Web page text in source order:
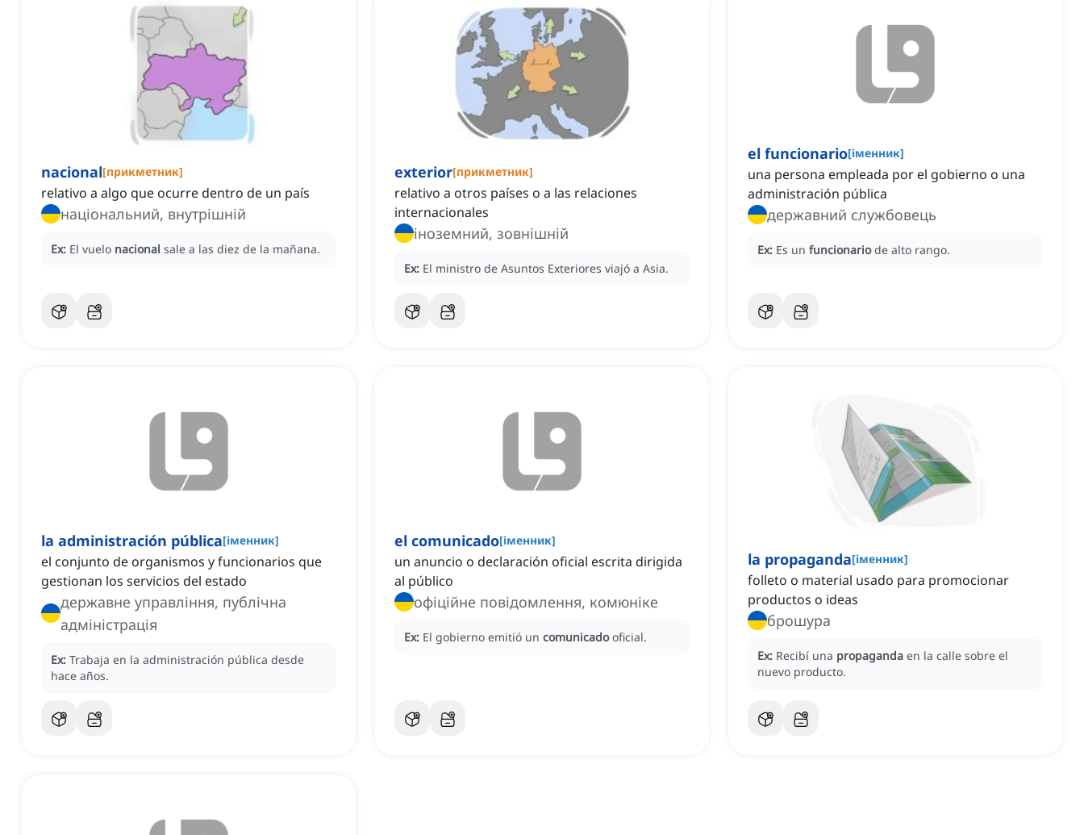
nacional[прикметник]
relativo a algo que ocurre dentro de un país
національний, внутрішній
Ex: El vuelo nacional sale a las diez de la mañana.
exterior[прикметник]
relativo a otros países o a las relaciones
internacionales
іноземний, зовнішній
Ex: El ministro de Asuntos Exteriores viajó a Asia.
el funcionario[іменник]
una persona empleada por el gobierno o una
administración pública
державний службовець
Ex: Es un funcionario de alto rango.
la administración pública[іменник]
el conjunto de organismos y funcionarios que
gestionan los servicios del estado
державне управління, публічна
адміністрація
Ex: Trabaja en la administración pública desde
hace años.
el comunicado[іменник]
un anuncio o declaración oficial escrita dirigida
al público
офіційне повідомлення, комюніке
Ex: El gobierno emitió un comunicado oficial.
la propaganda[іменник]
folleto o material usado para promocionar
productos o ideas
брошура
Ex: Recibí una propaganda en la calle sobre el
nuevo producto.